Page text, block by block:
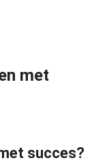
met
succes?